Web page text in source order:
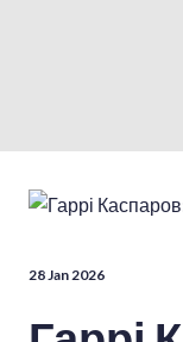
28 Jan 2026